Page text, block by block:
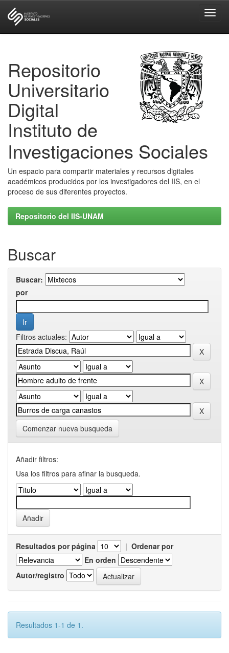
Repositorio
Universitario
Digital
Instituto de
Investigaciones Sociales
Un espacio para compartir materiales y recursos digitales
académicos producidos por los investigadores del IIS, en el
proceso de sus diferentes proyectos.
Repositorio del IIS-UNAM
Buscar
Buscar:
por
Filtros actuales:
Comenzar nueva busqueda
Añadir filtros:
Usa los filtros para afinar la busqueda.
Resultados por página | Ordenar por
En orden
Autor/registro
Resultados 1-1 de 1.